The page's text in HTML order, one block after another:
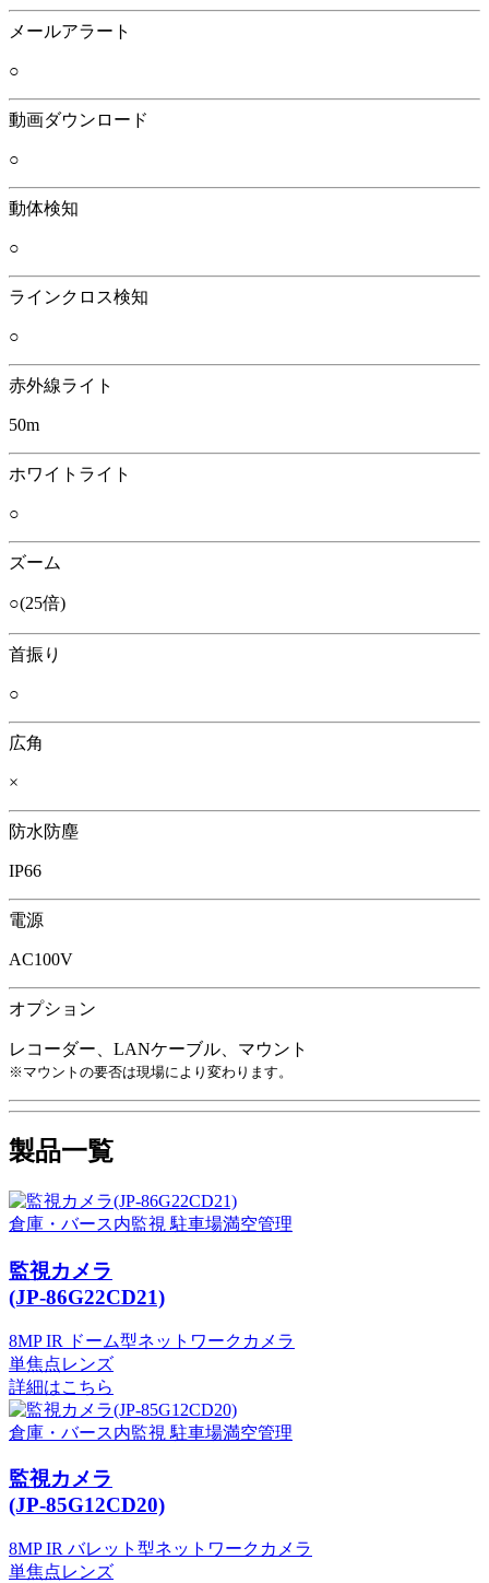
メールアラート
○
動画ダウンロード
○
動体検知
○
ラインクロス検知
○
赤外線ライト
50m
ホワイトライト
○
ズーム
○(25倍)
首振り
○
広角
×
防水防塵
IP66
電源
AC100V
オプション
レコーダー、LANケーブル、マウント
※マウントの要否は現場により変わります。
製品一覧
倉庫・バース内監視 駐車場満空管理
監視カメラ
(JP-86G22CD21)
8MP IR ドーム型ネットワークカメラ
単焦点レンズ
詳細はこちら
倉庫・バース内監視 駐車場満空管理
監視カメラ
(JP-85G12CD20)
8MP IR バレット型ネットワークカメラ
単焦点レンズ